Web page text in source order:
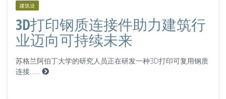
建筑业
3D打印钢质连接件助力建筑行
业迈向可持续未来
苏格兰阿伯丁大学的研究人员正在研发一种3D打印可复用钢质
连接……